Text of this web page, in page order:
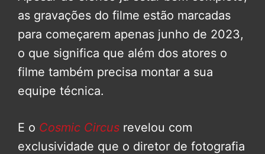
as gravações do filme estão marcadas
para começarem apenas junho de 2023,
o que significa que além dos atores o
filme também precisa montar a sua
equipe técnica.
E o Cosmic Circus revelou com
exclusividade que o diretor de fotografia